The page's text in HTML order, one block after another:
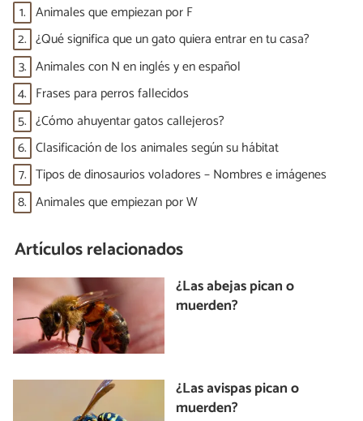
1. Animales que empiezan por F
2. ¿Qué significa que un gato quiera entrar en tu casa?
3. Animales con N en inglés y en español
4. Frases para perros fallecidos
5. ¿Cómo ahuyentar gatos callejeros?
6. Clasificación de los animales según su hábitat
7. Tipos de dinosaurios voladores – Nombres e imágenes
8. Animales que empiezan por W
Artículos relacionados
¿Las abejas pican o
muerden?
¿Las avispas pican o
muerden?